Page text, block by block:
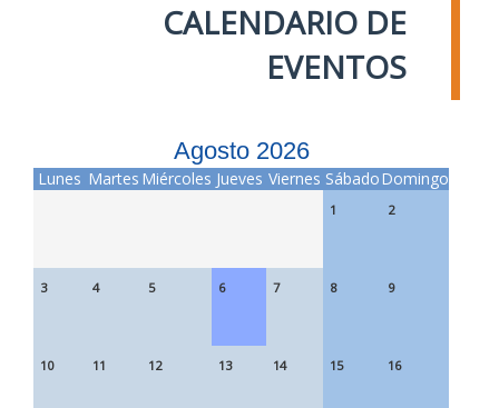
CALENDARIO DE
EVENTOS
Agosto 2026
Lunes Martes Miércoles Jueves Viernes SábadoDomingo
1 2
3 4 5 6 7 8 9
10 11 12 13 14 15 16